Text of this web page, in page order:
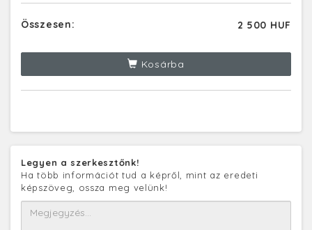
Összesen: 2 500 HUF
Kosárba
Legyen a szerkesztőnk!
Ha több információt tud a képről, mint az eredeti
képszöveg, ossza meg velünk!